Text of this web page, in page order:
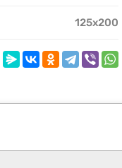
125х200